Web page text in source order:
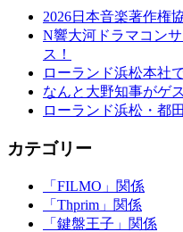
2026日本音楽著作権
N響大河ドラマコン
ス！
ローランド浜松本社
なんと大野知事がゲ
ローランド浜松・都
カテゴリー
「FILMO」関係
「Thprim」関係
「鍵盤王子」関係